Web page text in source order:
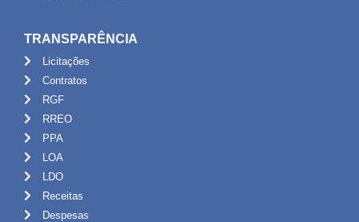
TRANSPARÊNCIA
Licitações
Contratos
RGF
RREO
PPA
LOA
LDO
Receitas
Despesas